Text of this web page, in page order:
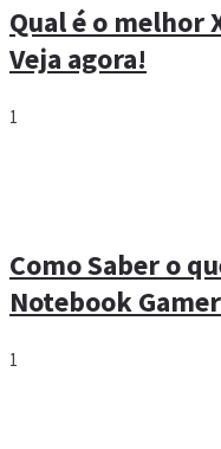
Qual é o melhor
Veja agora!
1
Como Saber o
Notebook
1